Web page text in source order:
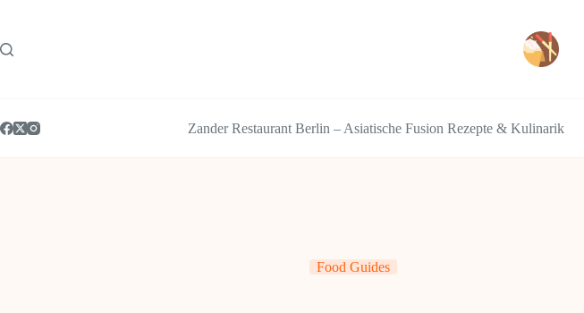
Zander Restaurant Berlin – Asiatische Fusion Rezepte & Kulinarik
Food Guides